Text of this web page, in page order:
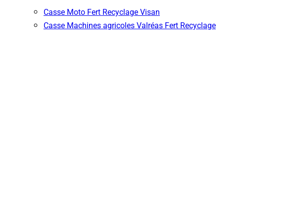
Casse Moto Fert Recyclage Visan
Casse Machines agricoles Valréas Fert Recyclage